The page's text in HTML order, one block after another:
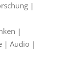
|
|
| Audio |